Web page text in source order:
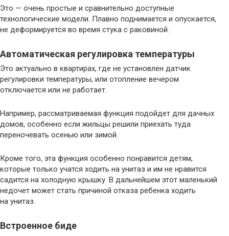
Это — очень простые и сравнительно доступные
технологические модели. Плавно поднимается и опускается,
не деформируется во время стука с раковиной.
Автоматическая регулировка температуры
Это актуально в квартирах, где не установлен датчик
регулировки температуры, или отопление вечером
отключается или не работает.
Например, рассматриваемая функция подойдет для дачных
домов, особенно если жильцы решили приехать туда
переночевать осенью или зимой.
Кроме того, эта функция особенно понравится детям,
которые только учатся ходить на унитаз и им не нравится
садится на холодную крышку. В дальнейшем этот маленький
недочет может стать причиной отказа ребенка ходить
на унитаз.
Встроенное биде